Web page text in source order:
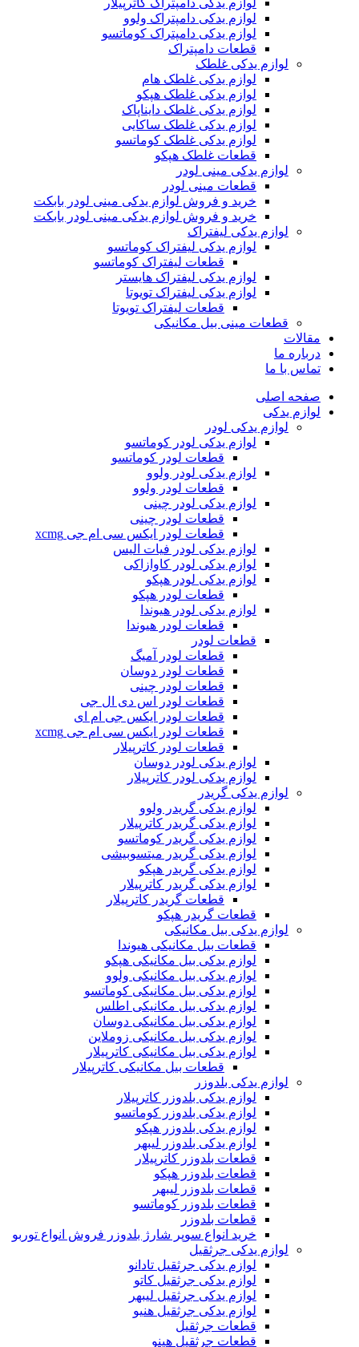
لوازم یدکی دامپتراک کاترپیلار
لوازم یدکی دامپتراک ولوو
لوازم یدکی دامپتراک کوماتسو
قطعات دامپتراک
لوازم یدکی غلطک
لوازم یدکی غلطک هام
لوازم یدکی غلطک هپکو
لوازم یدکی غلطک دایناپاک
لوازم یدکی غلطک ساکایی
لوازم یدکی غلطک کوماتسو
قطعات غلطک هپکو
لوازم یدکی مینی لودر
قطعات مینی لودر
خرید و فروش لوازم یدکی مینی لودر بابکت
خرید و فروش لوازم یدکی مینی لودر بابکت
لوازم یدکی لیفتراک
لوازم یدکی لیفتراک کوماتسو
قطعات لیفتراک کوماتسو
لوازم یدکی لیفتراک هایستر
لوازم یدکی لیفتراک تویوتا
قطعات لیفتراک تویوتا
قطعات مینی بیل مکانیکی
ما
با ما
اصلی
یدکی
لوازم یدکی لودر
لوازم یدکی لودر کوماتسو
قطعات لودر کوماتسو
لوازم یدکی لودر ولوو
قطعات لودر ولوو
لوازم یدکی لودر چینی
قطعات لودر چینی
قطعات لودر ایکس سی ام جی xcmg
لوازم یدکی لودر فیات الیس
لوازم یدکی لودر کاوازاکی
لوازم یدکی لودر هپکو
قطعات لودر هپکو
لوازم یدکی لودر هیوندا
قطعات لودر هیوندا
قطعات لودر
قطعات لودر آمیگ
قطعات لودر دوسان
قطعات لودر چینی
قطعات لودر اس دی ال جی
قطعات لودر ایکس جی ام ای
قطعات لودر ایکس سی ام جی xcmg
قطعات لودر کاترپیلار
لوازم یدکی لودر دوسان
لوازم یدکی لودر کاترپیلار
لوازم یدکی گریدر
لوازم یدکی گریدر ولوو
لوازم یدکی گریدر کاترپیلار
لوازم یدکی گریدر کوماتسو
لوازم یدکی گریدر میتسوبیشی
لوازم یدکی گریدر هپکو
لوازم یدکی گریدر کاترپیلار
قطعات گریدر کاترپیلار
قطعات گریدر هپکو
لوازم یدکی بیل مکانیکی
قطعات بیل مکانیکی هیوندا
لوازم یدکی بیل مکانیکی هپکو
لوازم یدکی بیل مکانیکی ولوو
لوازم یدکی بیل مکانیکی کوماتسو
لوازم یدکی بیل مکانیکی اطلس
لوازم یدکی بیل مکانیکی دوسان
لوازم یدکی بیل مکانیکی زوملاین
لوازم یدکی بیل مکانیکی کاترپیلار
قطعات بیل مکانیکی کاترپیلار
لوازم یدکی بلدوزر
لوازم یدکی بلدوزر کاترپیلار
لوازم یدکی بلدوزر کوماتسو
لوازم یدکی بلدوزر هپکو
لوازم یدکی بلدوزر لیبهر
قطعات بلدوزر کاترپیلار
قطعات بلدوزر هپکو
قطعات بلدوزر لیبهر
قطعات بلدوزر کوماتسو
قطعات بلدوزر
خرید انواع سوپر شارژ بلدوزر فروش انواع توربو
لوازم یدکی جرثقیل
لوازم یدکی جرثقیل تادانو
لوازم یدکی جرثقیل کاتو
لوازم یدکی جرثقیل لیبهر
لوازم یدکی جرثقیل هنیو
قطعات جرثقیل
قطعات جرثقیل هینو